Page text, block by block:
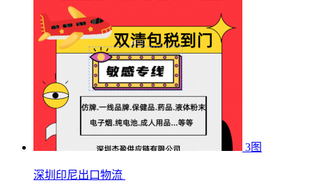
3图
深圳印尼出口物流